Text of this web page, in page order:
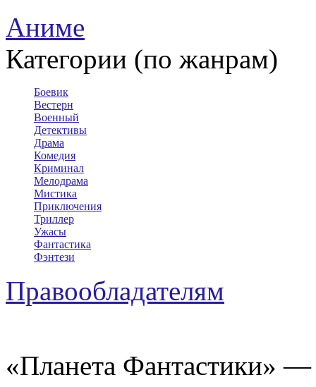
Аниме
Категории (по жанрам)
Боевик
Вестерн
Военный
Детективы
Драма
Комедия
Криминал
Мелодрама
Мистика
Приключения
Триллер
Ужасы
Фантастика
Фэнтези
Правообладателям
«Планета Фантастики»